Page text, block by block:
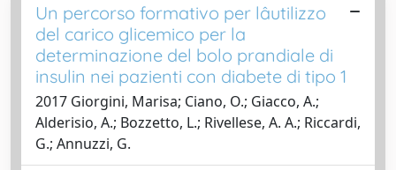
Un percorso formativo per lâutilizzo
del carico glicemico per la
determinazione del bolo prandiale di
insulin nei pazienti con diabete di tipo 1
2017 Giorgini, Marisa; Ciano, O.; Giacco, A.;
Alderisio, A.; Bozzetto, L.; Rivellese, A. A.; Riccardi,
G.; Annuzzi, G.